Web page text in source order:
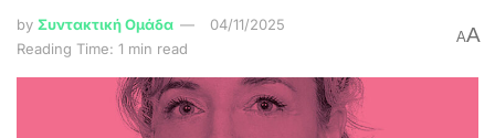
by Συντακτική Ομάδα
04/11/2025
Reading Time: 1 min read
AA